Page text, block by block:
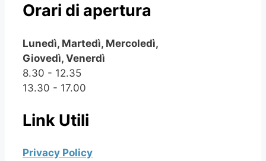
Orari di apertura
Lunedì, Martedì, Mercoledì,
Giovedì, Venerdì
8.30 - 12.35
13.30 - 17.00
Link Utili
Privacy Policy